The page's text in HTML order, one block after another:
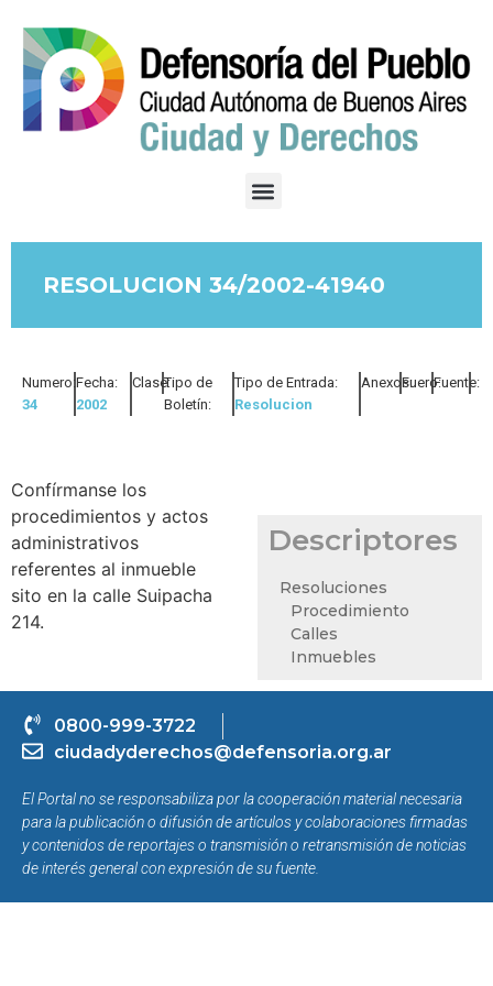
RESOLUCION 34/2002-41940
Numero:
34
Fecha:
2002
Clase:Tipo de
Boletín:
Tipo de Entrada:
Resolucion
Anexos:Fuero:Fuente:
Confírmanse los
procedimientos y actos
administrativos
referentes al inmueble
sito en la calle Suipacha
214.
Descriptores
Resoluciones
Procedimiento
Calles
Inmuebles
0800-999-3722
ciudadyderechos@defensoria.org.ar
El Portal no se responsabiliza por la cooperación material necesaria
para la publicación o difusión de artículos y colaboraciones firmadas
y contenidos de reportajes o transmisión o retransmisión de noticias
de interés general con expresión de su fuente.